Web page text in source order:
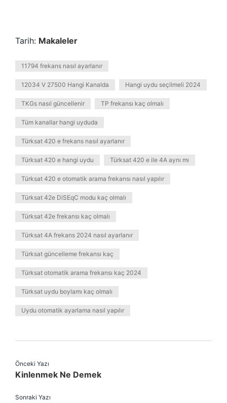
Tarih: Makaleler
11794 frekans nasıl ayarlanır
12034 V 27500 Hangi Kanalda Hangi uydu seçilmeli 2024
TKGs nasıl güncellenir TP frekansı kaç olmalı
Tüm kanallar hangi uyduda
Türksat 420 e frekans nasıl ayarlanır
Türksat 420 e hangi uydu Türksat 420 e ile 4A aynı mı
Türksat 420 e otomatik arama frekansı nasıl yapılır
Türksat 42e DiSEqC modu kaç olmalı
Türksat 42e frekansı kaç olmalı
Türksat 4A frekans 2024 nasıl ayarlanır
Türksat güncelleme frekansı kaç
Türksat otomatik arama frekansı kaç 2024
Türksat uydu boylamı kaç olmalı
Uydu otomatik ayarlama nasıl yapılır
Önceki Yazı
Kinlenmek Ne Demek
Sonraki Yazı